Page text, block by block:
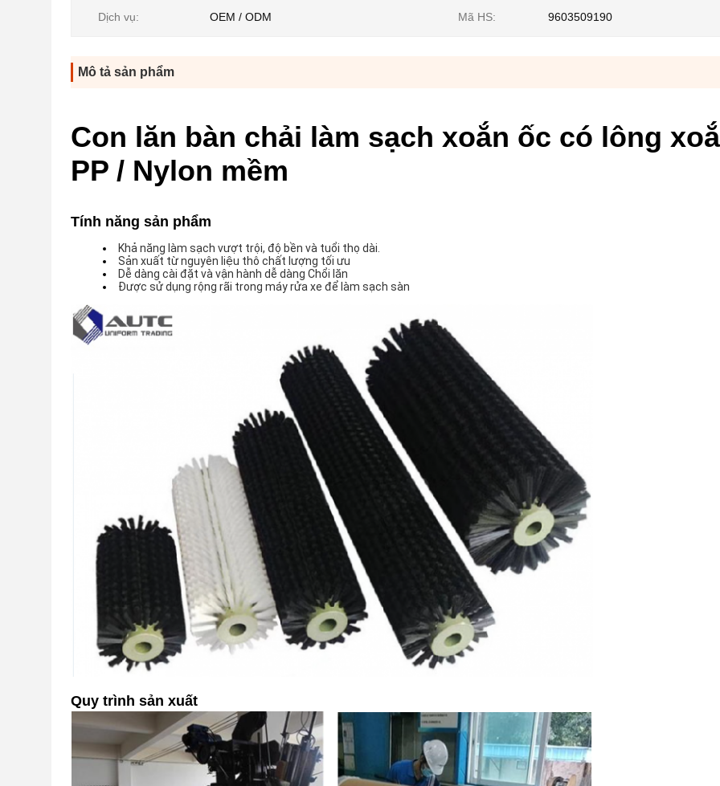
Dịch vụ: OEM / ODM Mã HS: 9603509190
Mô tả sản phẩm
Con lăn bàn chải làm sạch xoắn ốc có lông
PP / Nylon mềm
Tính năng sản phẩm
Khả năng làm sạch vượt trội, độ bền và tuổi thọ dài.
Sản xuất từ ​​nguyên liệu thô chất lượng tối ưu
Dễ dàng cài đặt và vận hành dễ dàng Chổi lăn
Được sử dụng rộng rãi trong máy rửa xe để làm sạch sàn
Quy trình sản xuất